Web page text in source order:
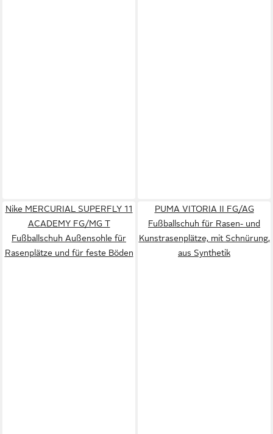
Nike MERCURIAL SUPERFLY 11
ACADEMY FG/MG T
Fußballschuh Außensohle für
Rasenplätze und für feste Böden
PUMA VITORIA II FG/AG
Fußballschuh für Rasen- und
Kunstrasenplätze, mit Schnürung,
aus Synthetik